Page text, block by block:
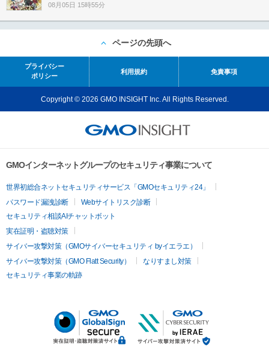
08月05日 15時55分
ページの先頭へ
プライバシー
ポリシー
利用規約 免責事項
Copyright © 2026 GMO INSIGHT Inc. All Rights Reserved.
GMOインターネットグループのセキュリティ事業について
世界初総合ネットセキュリティサービス「GMOセキュリティ24」
パスワード漏洩診断
Webサイトリスク診断
セキュリティ相談AIチャットボット
実在証明・盗聴対策
サイバー攻撃対策（GMOサイバーセキュリティ byイエラエ）
サイバー攻撃対策（GMO Flatt Security）
なりすまし対策
セキュリティ事業の軌跡